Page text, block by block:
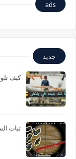
ads
جديد
كيف
ثبات